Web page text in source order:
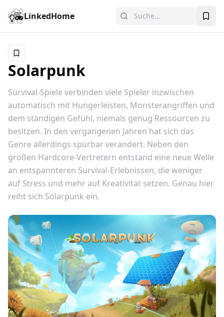
LinkedHome
Solarpunk
Survival-Spiele verbinden viele Spieler inzwischen
automatisch mit Hungerleisten, Monsterangriffen und
dem ständigen Gefühl, niemals genug Ressourcen zu
besitzen. In den vergangenen Jahren hat sich das
Genre allerdings spürbar verändert. Neben den
großen Hardcore-Vertretern entstand eine neue Welle
an entspannteren Survival-Erlebnissen, die weniger
auf Stress und mehr auf Kreativität setzen. Genau hier
reiht sich Solarpunk ein.